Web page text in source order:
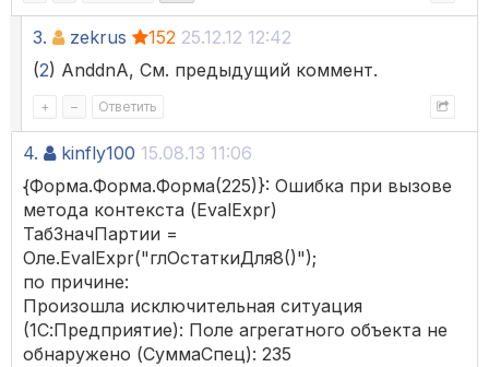
3. zekrus 152 25.12.12 12:42
(2) AnddnA, См. предыдущий коммент.
+ – Ответить
4. kinfly100 15.08.13 11:06
{Форма.Форма.Форма(225)}: Ошибка при вызове
метода контекста (EvalExpr)
ТабЗначПартии =
Оле.EvalExpr("глОстаткиДля8()");
по причине:
Произошла исключительная ситуация
(1С:Предприятие): Поле агрегатного объекта не
обнаружено (СуммаСпец): 235